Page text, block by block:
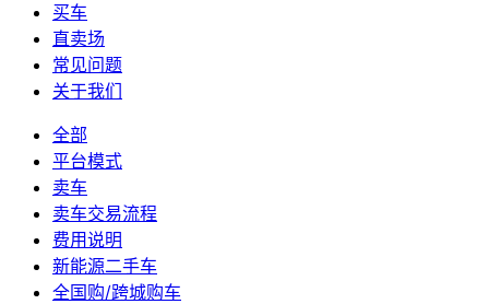
买车
直卖场
常见问题
关于我们
全部
平台模式
卖车
卖车交易流程
费用说明
新能源二手车
全国购/跨城购车